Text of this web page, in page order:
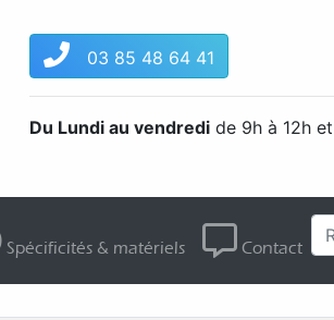
03 85 48 64 41
Du Lundi au vendredi de 9h à 12h
Spécificités & matériels Contact